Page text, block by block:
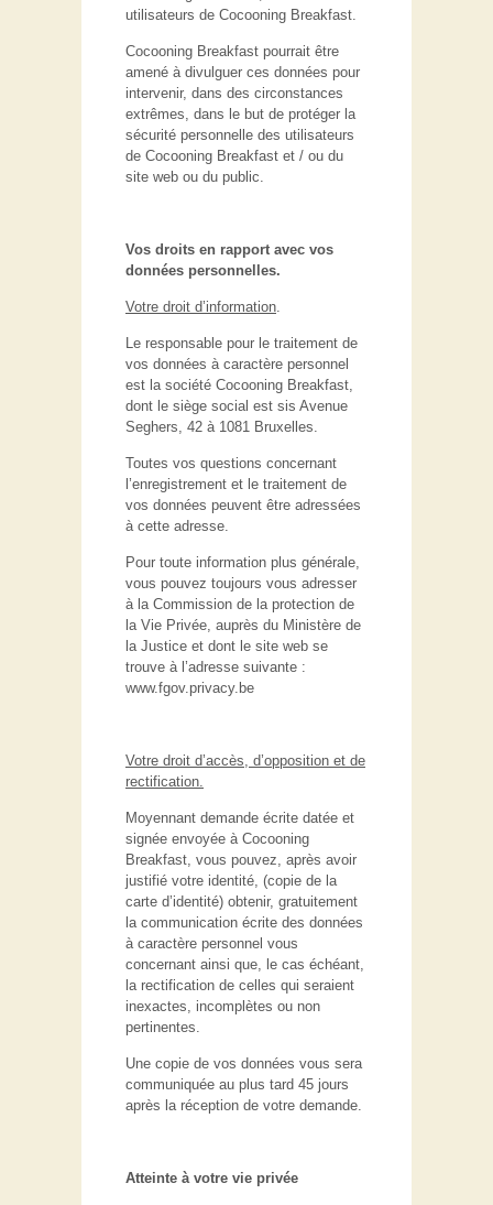
utilisateurs de Cocooning Breakfast.
Cocooning Breakfast pourrait être
amené à divulguer ces données pour
intervenir, dans des circonstances
extrêmes, dans le but de protéger la
sécurité personnelle des utilisateurs
de Cocooning Breakfast et / ou du
site web ou du public.
Vos droits en rapport avec vos
données personnelles.
Votre droit d’information.
Le responsable pour le traitement de
vos données à caractère personnel
est la société Cocooning Breakfast,
dont le siège social est sis Avenue
Seghers, 42 à 1081 Bruxelles.
Toutes vos questions concernant
l’enregistrement et le traitement de
vos données peuvent être adressées
à cette adresse.
Pour toute information plus générale,
vous pouvez toujours vous adresser
à la Commission de la protection de
la Vie Privée, auprès du Ministère de
la Justice et dont le site web se
trouve à l’adresse suivante :
www.fgov.privacy.be
Votre droit d’accès, d’opposition et de
rectification.
Moyennant demande écrite datée et
signée envoyée à Cocooning
Breakfast, vous pouvez, après avoir
justifié votre identité, (copie de la
carte d’identité) obtenir, gratuitement
la communication écrite des données
à caractère personnel vous
concernant ainsi que, le cas échéant,
la rectification de celles qui seraient
inexactes, incomplètes ou non
pertinentes.
Une copie de vos données vous sera
communiquée au plus tard 45 jours
après la réception de votre demande.
Atteinte à votre vie privée